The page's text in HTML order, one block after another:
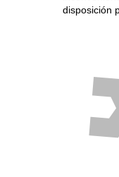
disposición